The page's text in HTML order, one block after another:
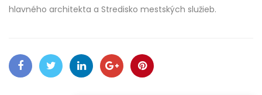
hlavného architekta a Stredisko mestských služieb.